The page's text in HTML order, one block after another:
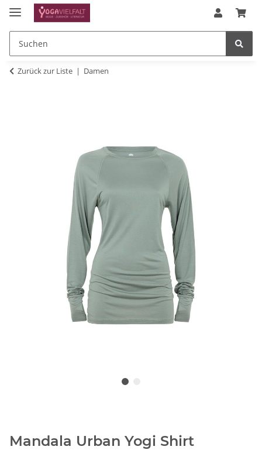
Zurück zur Liste Damen
Mandala Urban Yogi Shirt